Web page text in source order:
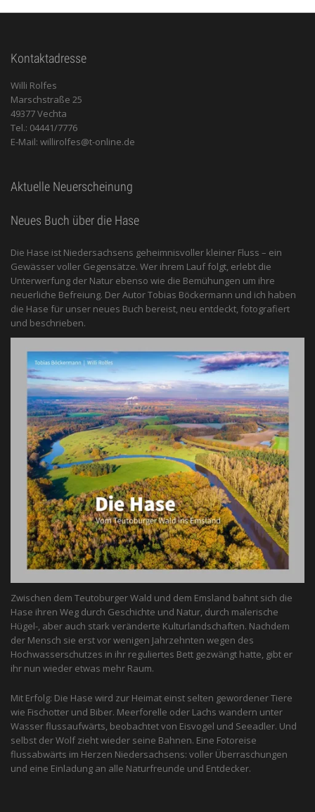
Kontaktadresse
Willi Rolfes
Marschstraße 25
49377 Vechta
Tel.: 04441/7776
E-Mail: willirolfes@t-online.de
Aktuelle Neuerscheinung
Neues Buch über die Hase
Die Hase ist Niedersachsens geheimnisvoller kleiner Fluss – ein
Gewässer voller Gegensätze. Wer ihrem Lauf folgt, erlebt die
Unterwerfung der Natur ebenso wie die Bemühungen um ihre
neuerliche Befreiung. Der Autor Tobias Böckermann und ich haben
die Hase für unser neues Buch bereist, neu entdeckt, fotografiert
und beschrieben.
Zwischen dem Teutoburger Wald und dem Emsland bahnt sich die
Hase ihren Weg durch Geschichte und Natur, durch malerische
Hügel-, aber auch stark veränderte Kulturlandschaften. Nachdem
der Mensch sie erst vor wenigen Jahrzehnten wegen des
Hochwasserschutzes in ihr reguliertes Bett gezwängt hatte, gibt er
ihr nun wieder etwas mehr Raum.
Mit Erfolg: Die Hase wird zur Heimat einst selten gewordener Tiere
wie Fischotter und Biber. Meerforelle oder Lachs wandern unter
Wasser flussaufwärts, beobachtet von Eis­vogel und See­adler. Und
selbst der Wolf zieht wieder seine Bahnen. Eine Fotoreise
flussabwärts im Herzen Niedersachsens: voller Überraschungen
und eine Einladung an alle ­Naturfreunde und Entdecker.